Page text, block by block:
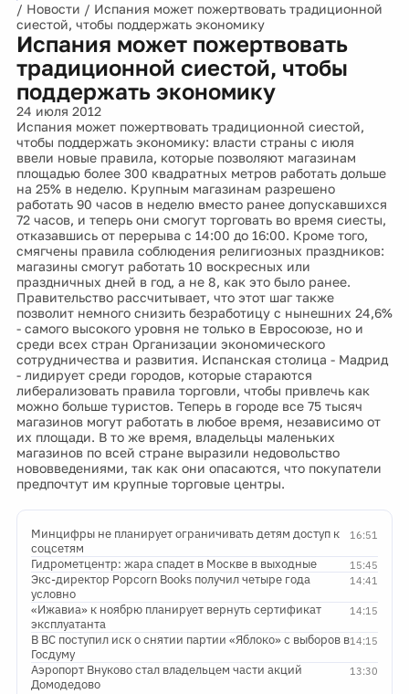
/ Новости / Испания может пожертвовать традиционной
сиестой, чтобы поддержать экономику
Испания может пожертвовать
традиционной сиестой, чтобы
поддержать экономику
24 июля 2012
Испания может пожертвовать традиционной сиестой,
чтобы поддержать экономику: власти страны с июля
ввели новые правила, которые позволяют магазинам
площадью более 300 квадратных метров работать дольше
на 25% в неделю. Крупным магазинам разрешено
работать 90 часов в неделю вместо ранее допускавшихся
72 часов, и теперь они смогут торговать во время сиесты,
отказавшись от перерыва с 14:00 до 16:00. Кроме того,
смягчены правила соблюдения религиозных праздников:
магазины смогут работать 10 воскресных или
праздничных дней в год, а не 8, как это было ранее.
Правительство рассчитывает, что этот шаг также
позволит немного снизить безработицу с нынешних 24,6%
- самого высокого уровня не только в Евросоюзе, но и
среди всех стран Организации экономического
сотрудничества и развития. Испанская столица - Мадрид
- лидирует среди городов, которые стараются
либерализовать правила торговли, чтобы привлечь как
можно больше туристов. Теперь в городе все 75 тысяч
магазинов могут работать в любое время, независимо от
их площади. В то же время, владельцы маленьких
магазинов по всей стране выразили недовольство
нововведениями, так как они опасаются, что покупатели
предпочтут им крупные торговые центры.
16:51
Минцифры не планирует ограничивать детям доступ к
соцсетям
15:45
Гидрометцентр: жара спадет в Москве в выходные
14:41
Экс-директор Popcorn Books получил четыре года
условно
14:15
«Ижавиа» к ноябрю планирует вернуть сертификат
эксплуатанта
14:15
В ВС поступил иск о снятии партии «Яблоко» с выборов в
Госдуму
13:30
Аэропорт Внуково стал владельцем части акций
Домодедово